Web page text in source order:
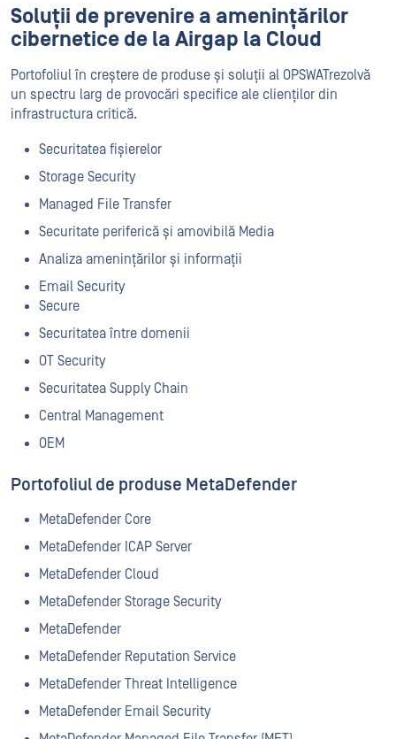
Soluții de prevenire a amenințărilor
cibernetice de la Airgap la Cloud
Portofoliul în creștere de produse și soluții al OPSWATrezolvă
un spectru larg de provocări specifice ale clienților din
infrastructura critică.
Securitatea fișierelor
Storage Security
Managed File Transfer
Securitate periferică și amovibilă Media
Analiza amenințărilor și informații
Email Security
Secure
Securitatea între domenii
OT Security
Securitatea Supply Chain
Central Management
OEM
Portofoliul de produse MetaDefender
MetaDefender Core
MetaDefender ICAP Server
MetaDefender Cloud
MetaDefender Storage Security
MetaDefender
MetaDefender Reputation Service
MetaDefender Threat Intelligence
MetaDefender Email Security